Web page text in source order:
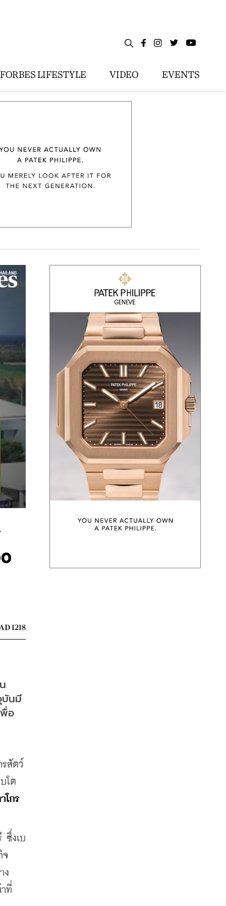
FORBES LIFESTYLE VIDEO EVENTS
1218
บันมี
อ
สัตว์
โต
โกร
ซึ่งเบ
จ
ง
ที่